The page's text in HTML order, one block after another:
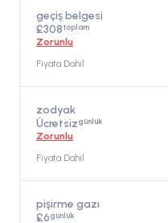
geçiş belgesi
£308toplam
Zorunlu
Fiyata Dahil
zodyak
Ücretsizgünlük
Zorunlu
Fiyata Dahil
pişirme gazı
£6günlük